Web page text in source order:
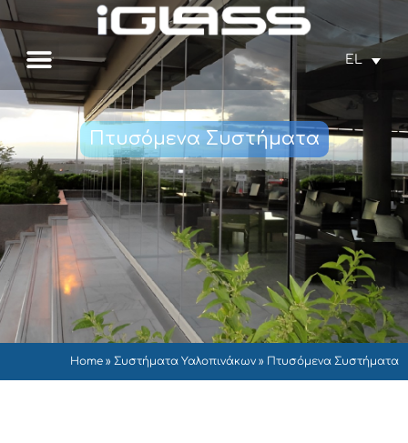
EL
Πτυσόμενα Συστήματα
Home » Συστήματα Υαλοπινάκων » Πτυσόμενα Συστήματα